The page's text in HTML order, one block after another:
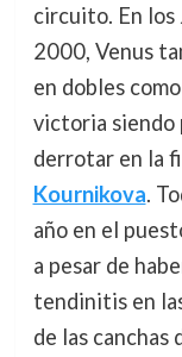
circuito. En los
2000, Venus
en dobles
victoria siendo
derrotar en la
Kournikova.
año en el
a pesar de
tendinitis en
de las canchas